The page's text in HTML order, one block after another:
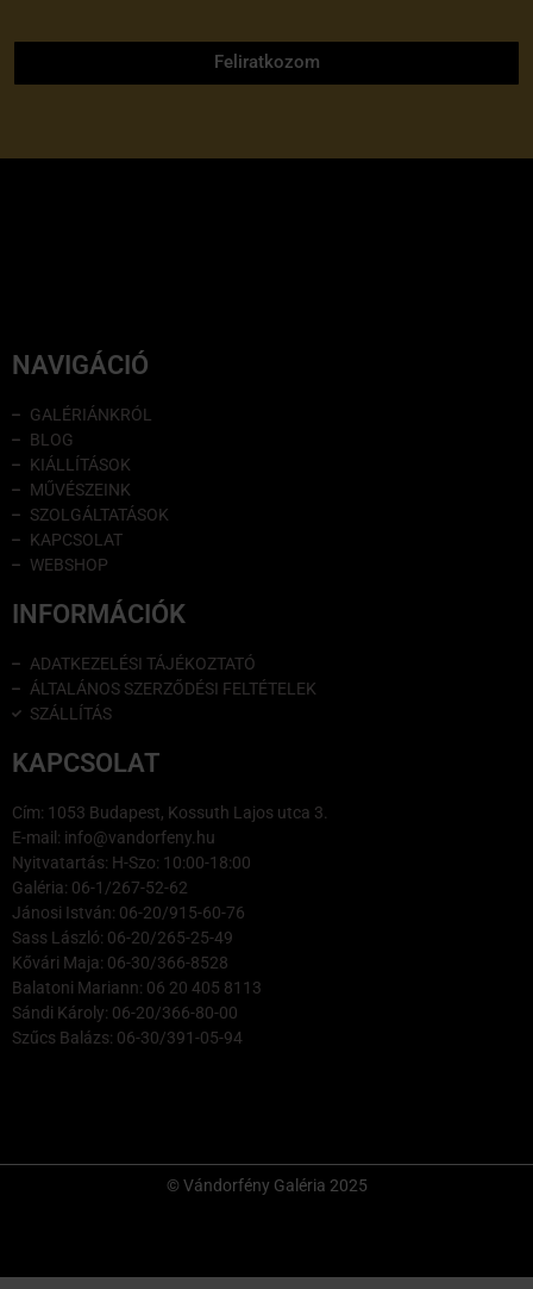
Feliratkozom
NAVIGÁCIÓ
GALÉRIÁNKRÓL
BLOG
KIÁLLÍTÁSOK
MŰVÉSZEINK
SZOLGÁLTATÁSOK
KAPCSOLAT
WEBSHOP
INFORMÁCIÓK
ADATKEZELÉSI TÁJÉKOZTATÓ
ÁLTALÁNOS SZERZŐDÉSI FELTÉTELEK
SZÁLLÍTÁS
KAPCSOLAT
Cím: 1053 Budapest, Kossuth Lajos utca 3.
E-mail: info@vandorfeny.hu
Nyitvatartás: H-Szo: 10:00-18:00
Galéria: 06-1/267-52-62
Jánosi István: 06-20/915-60-76
Sass László: 06-20/265-25-49
Kővári Maja: 06-30/366-8528
Balatoni Mariann: 06 20 405 8113
Sándi Károly: 06-20/366-80-00
Szűcs Balázs: 06-30/391-05-94
© Vándorfény Galéria 2025